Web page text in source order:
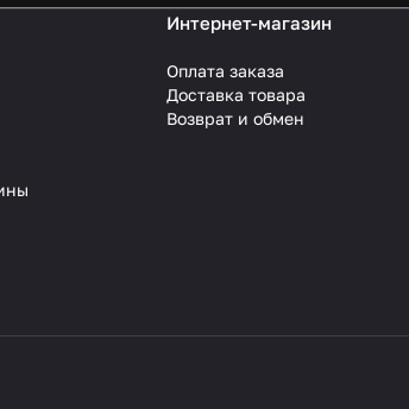
Интернет-магазин
Оплата заказа
Доставка товара
Возврат и обмен